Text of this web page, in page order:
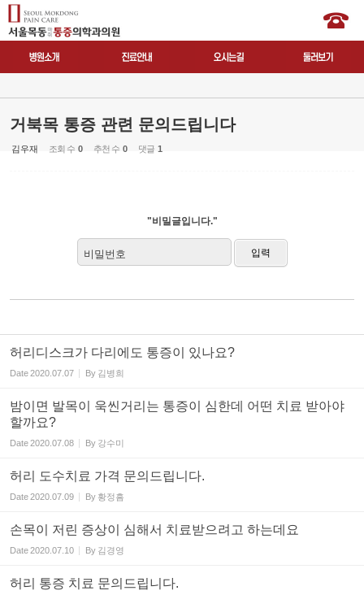
거북목 통증 관련 문의드립니다
김우재 조회 수 0 추천 수 0 댓글 1
"비밀글입니다."
비밀번호
허리디스크가 다리에도 통증이 있나요?
Date2020.07.07 By 김병희
밤이면 발목이 욱씬거리는 통증이 심한데 어떤 치료 받아야
할까요?
Date2020.07.08 By 강수미
허리 도수치료 가격 문의드립니다.
Date2020.07.09 By 황정흠
손목이 저린 증상이 심해서 치료받으려고 하는데요
Date2020.07.10 By 김경영
허리 통증 치료 문의드립니다.